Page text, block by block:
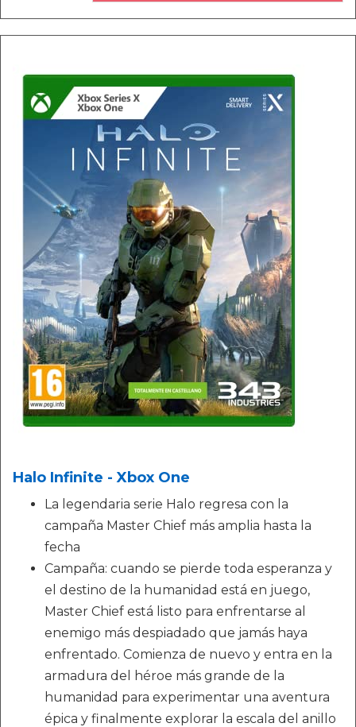
Halo Infinite - Xbox One
La legendaria serie Halo regresa con la
campaña Master Chief más amplia hasta la
fecha
Campaña: cuando se pierde toda esperanza y
el destino de la humanidad está en juego,
Master Chief está listo para enfrentarse al
enemigo más despiadado que jamás haya
enfrentado. Comienza de nuevo y entra en la
armadura del héroe más grande de la
humanidad para experimentar una aventura
épica y finalmente explorar la escala del anillo